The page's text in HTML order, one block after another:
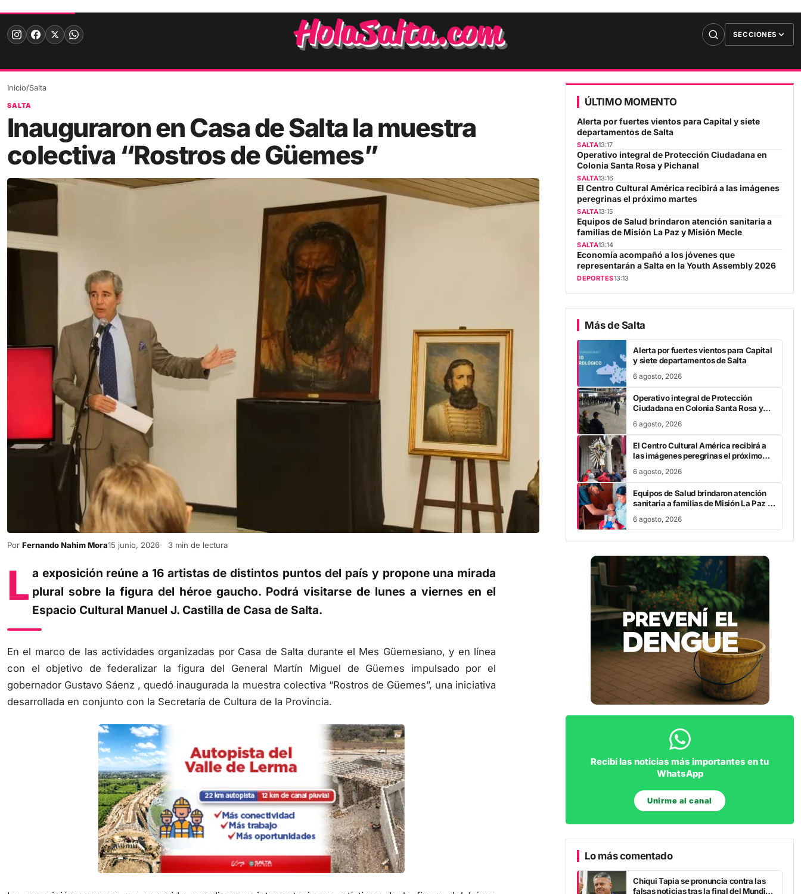
to
content
SECCIONES
Inicio/Salta
SALTA
Inauguraron en Casa de Salta la muestra
colectiva “Rostros de Güemes”
Por Fernando Nahim Mora15 junio, 2026 3 min de lectura
L a exposición reúne a 16 artistas de distintos puntos del país y propone una mirada
plural sobre la figura del héroe gaucho. Podrá visitarse de lunes a viernes en el
Espacio Cultural Manuel J. Castilla de Casa de Salta.
En el marco de las actividades organizadas por Casa de Salta durante el Mes Güemesiano, y en línea
con el objetivo de federalizar la figura del General Martín Miguel de Güemes impulsado por el
gobernador Gustavo Sáenz , quedó inaugurada la muestra colectiva “Rostros de Güemes”, una iniciativa
desarrollada en conjunto con la Secretaría de Cultura de la Provincia.
ÚLTIMO MOMENTO
Alerta por fuertes vientos para Capital y siete
departamentos de Salta
SALTA13:17
Operativo integral de Protección Ciudadana en
Colonia Santa Rosa y Pichanal
SALTA13:16
El Centro Cultural América recibirá a las imágenes
peregrinas el próximo martes
SALTA13:15
Equipos de Salud brindaron atención sanitaria a
familias de Misión La Paz y Misión Mecle
SALTA13:14
Economía acompañó a los jóvenes que
representarán a Salta en la Youth Assembly 2026
DEPORTES13:13
Más de Salta
Alerta por fuertes vientos para Capital
y siete departamentos de Salta
6 agosto, 2026
Operativo integral de Protección
Ciudadana en Colonia Santa Rosa y
6 agosto, 2026
El Centro Cultural América recibirá a
las imágenes peregrinas el próximo
6 agosto, 2026
Equipos de Salud brindaron atención
sanitaria a familias de Misión La Paz y
6 agosto, 2026
Recibí las noticias más importantes en tu
WhatsApp
Unirme al canal
Lo más comentado
Chiqui Tapia se pronuncia contra las
falsas noticias tras la final del Mundial